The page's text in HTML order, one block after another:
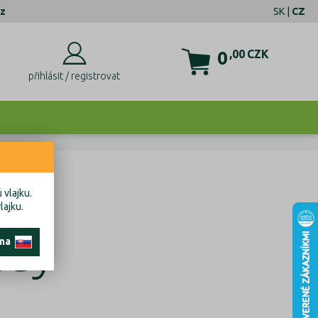
SK | CZ
přihlásit / registrovat
0 ,00 CZK
vlajku.